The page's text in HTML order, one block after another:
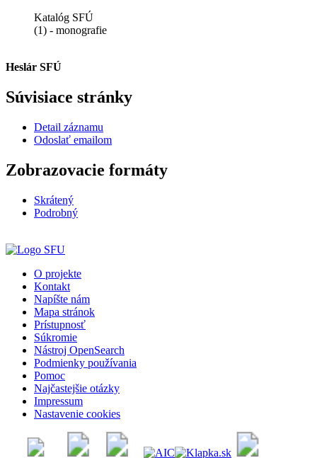
Katalóg SFÚ
(1) - monografie
Heslár SFÚ
Súvisiace stránky
Detail záznamu
Odoslať emailom
Zobrazovacie formáty
Skrátený
Podrobný
O projekte
Kontakt
Napíšte nám
Mapa stránok
Prístupnosť
Súkromie
Nástroj OpenSearch
Podmienky používania
Pomoc
Najčastejšie otázky
Impressum
Nastavenie cookies